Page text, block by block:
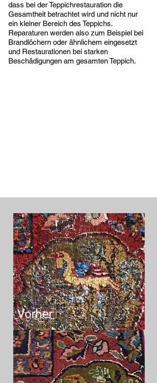
dass bei der Teppichrestauration die
Gesamtheit betrachtet wird und nicht nur
ein kleiner Bereich des Teppichs.
Reparaturen werden also zum Beispiel bei
Brandlöchern oder ähnlichem eingesetzt
und Restaurationen bei starken
Beschädigungen am gesamten Teppich.
Vorher